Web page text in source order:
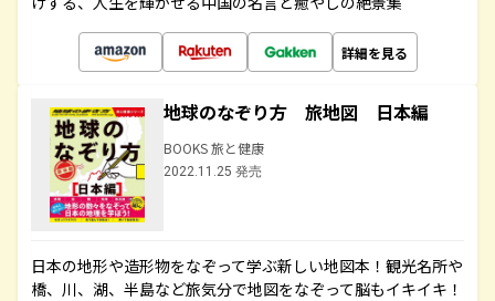
詳細を見る
地球のなぞり方 旅地図 日本編
BOOKS 旅と健康
2022.11.25 発売
日本の地形や造形物をなぞって学ぶ新しい地図本！観光名所や
橋、川、湖、半島など旅気分で地図をなぞって脳もイキイキ！